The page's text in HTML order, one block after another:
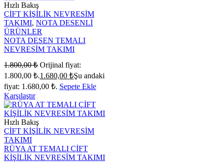
Hızlı Bakış
ÇİFT KİŞİLİK NEVRESİM
TAKIMI, NOTA DESENLİ
ÜRÜNLER
NOTA DESEN TEMALI
NEVRESİM TAKIMI
1.800,00₺ Orijinal fiyat:
1.800,00 ₺.1.680,00 ₺Şu andaki
fiyat: 1.680,00 ₺. Sepete Ekle
Karşılaştır
Hızlı Bakış
ÇİFT KİŞİLİK NEVRESİM
TAKIMI
RÜYA AT TEMALI ÇİFT
KİŞİLİK NEVRESİM TAKIMI